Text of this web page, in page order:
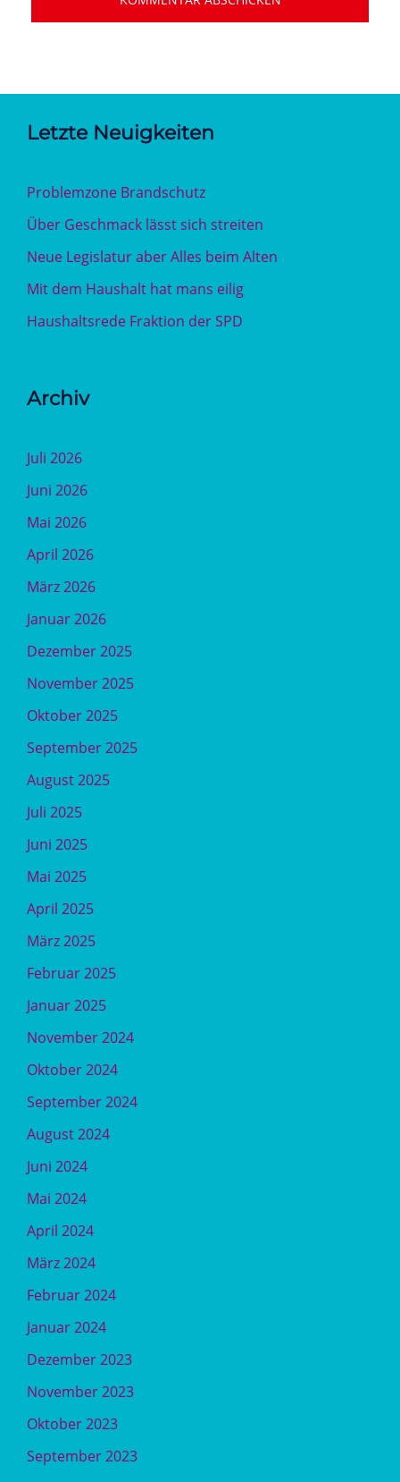
Letzte Neuigkeiten
Problemzone Brandschutz
Über Geschmack lässt sich streiten
Neue Legislatur aber Alles beim Alten
Mit dem Haushalt hat mans eilig
Haushaltsrede Fraktion der SPD
Archiv
Juli 2026
Juni 2026
Mai 2026
April 2026
März 2026
Januar 2026
Dezember 2025
November 2025
Oktober 2025
September 2025
August 2025
Juli 2025
Juni 2025
Mai 2025
April 2025
März 2025
Februar 2025
Januar 2025
November 2024
Oktober 2024
September 2024
August 2024
Juni 2024
Mai 2024
April 2024
März 2024
Februar 2024
Januar 2024
Dezember 2023
November 2023
Oktober 2023
September 2023